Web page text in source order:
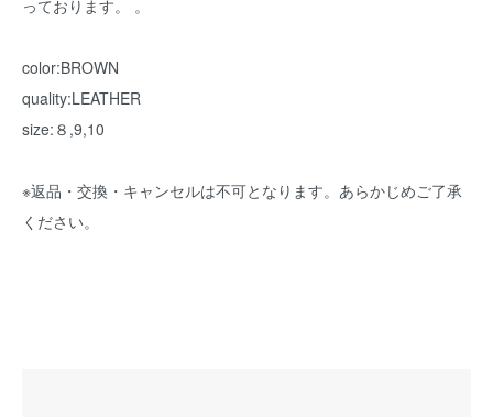
っております。 。
color:BROWN
quality:LEATHER
size:８,9,10
※返品・交換・キャンセルは不可となります。あらかじめご了承
ください。